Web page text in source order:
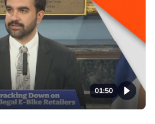
01:50